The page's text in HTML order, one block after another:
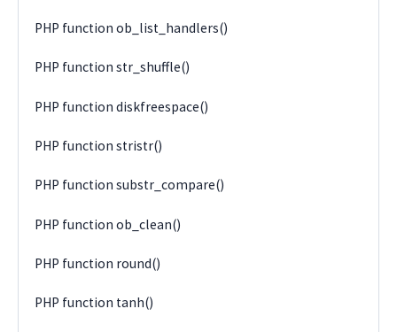
PHP function ob_list_handlers()
PHP function str_shuffle()
PHP function diskfreespace()
PHP function stristr()
PHP function substr_compare()
PHP function ob_clean()
PHP function round()
PHP function tanh()